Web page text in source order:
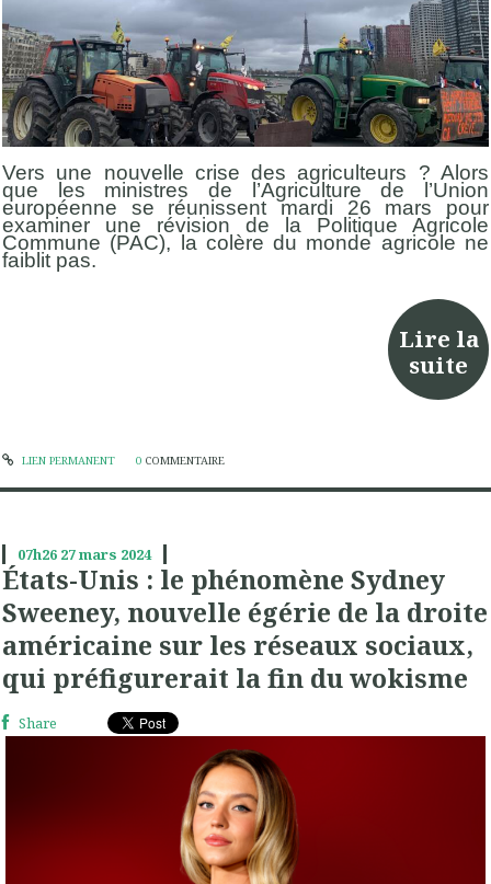
Vers une nouvelle crise des agriculteurs ? Alors
que les ministres de l’Agriculture de l’Union
européenne se réunissent mardi 26 mars pour
examiner une révision de la Politique Agricole
Commune (PAC), la colère du monde agricole ne
faiblit pas.
Lire la
suite
LIEN PERMANENT 0 COMMENTAIRE
07h26 27mars 2024
États-Unis : le phénomène Sydney
Sweeney, nouvelle égérie de la droite
américaine sur les réseaux sociaux,
qui préfigurerait la fin du wokisme
Share